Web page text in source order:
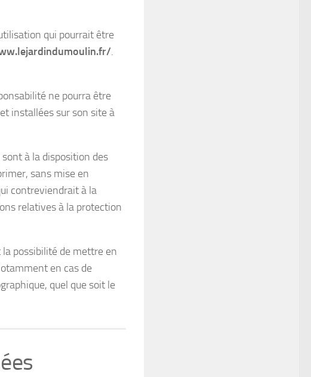
qui pourrait être
.
ne pourra être
installées sur son site à
à la disposition des
sans mise en
contreviendrait à la
relatives à la protection
possibilité de mettre en
en cas de
quel que soit le